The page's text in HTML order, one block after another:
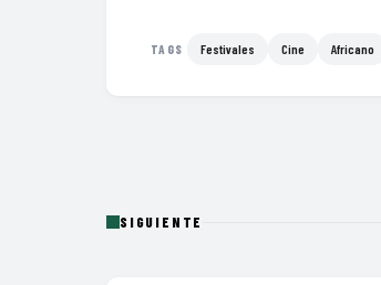
TAGS Festivales Cine Africano
SIGUIENTE